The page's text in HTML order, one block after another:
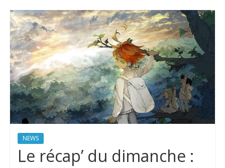
NEWS
Le récap’ du dimanche :